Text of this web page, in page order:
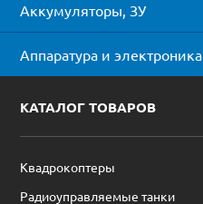
Аккумуляторы, ЗУ
Аппаратура и электроника
КАТАЛОГ ТОВАРОВ
Квадрокоптеры
Радиоуправляемые танки